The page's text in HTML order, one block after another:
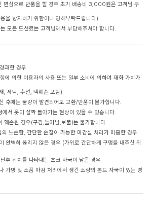
변심으로 반품을 할 경우 초기 배송비 3,000원은 고객님 부
을 방지하기 위함이니 양해부탁드립니다)
모든 도선료는 고객님께서 부담해주셔야 합니다.
과한 경우
에 의한 이용자의 사용 또는 일부 소비에 의하여 재화 가치가
, 세탁, 수선, 택훼손 포함)
후에는 불량이 발견되어도 교환/반품이 불가합니다.
서 옷이 살짝 돌아가는 현상이 있을 수 있습니다.
훼손된 경우(구김,늘어남,보풀)는 불가합니다.
느슨함, 간단한 손질이 가능한 마감실 처리가 미흡한 경우
완벽히 뚫리지 않은 경우 (가위로 간단하게 구멍을 내주신 뒤
추 위치를 나타내는 초크 자국이 남은 경우
가방 및 소품 마감 처리에서 생긴 소량의 본드 자국이 있는 경